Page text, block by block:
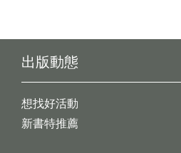
出版動態
想找好活動
新書特推薦